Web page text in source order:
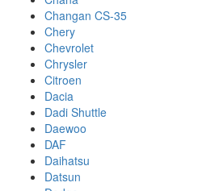
Changan CS-35
Chery
Chevrolet
Chrysler
Citroen
Dacia
Dadi Shuttle
Daewoo
DAF
Daihatsu
Datsun